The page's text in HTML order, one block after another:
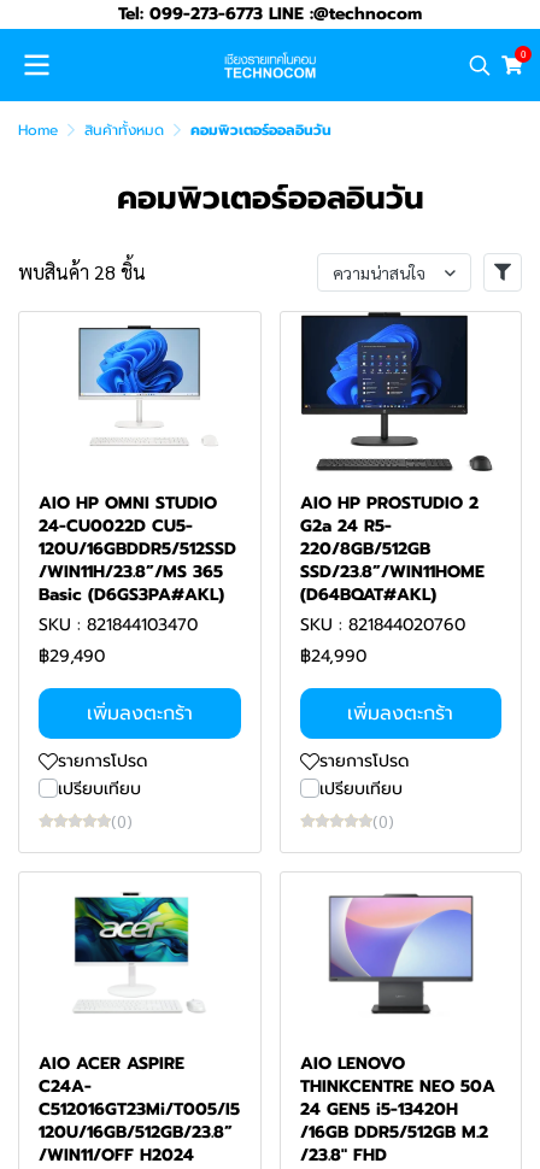
Tel: 099-273-6773 LINE :@technocom
0
Home สินค้าทั้งหมด คอมพิวเตอร์ออลอินวัน
คอมพิวเตอร์ออลอินวัน
พบสินค้า 28 ชิ้น ความน่าสนใจ
AIO HP OMNI STUDIO
24-CU0022D CU5-
120U/16GBDDR5/512SSD
/WIN11H/23.8”/MS 365
Basic (D6GS3PA#AKL)
SKU : 821844103470
฿29,490
เพิ่มลงตะกร้า
รายการโปรด
เปรียบเทียบ
(0)
AIO HP PROSTUDIO 2
G2a 24 R5-
220/8GB/512GB
SSD/23.8”/WIN11HOME
(D64BQAT#AKL)
SKU : 821844020760
฿24,990
เพิ่มลงตะกร้า
รายการโปรด
เปรียบเทียบ
(0)
AIO ACER ASPIRE
C24A-
C512016GT23Mi/T005/I5
120U/16GB/512GB/23.8”
/WIN11/OFF H2024
AIO LENOVO
THINKCENTRE NEO 50A
24 GEN5 i5-13420H
/16GB DDR5/512GB M.2
/23.8" FHD